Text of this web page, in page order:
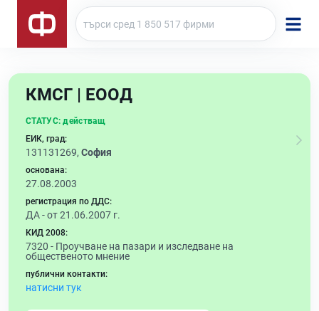
КМСГ | ЕООД
СТАТУС: действащ
ЕИК, град:
131131269, София
основана:
27.08.2003
регистрация по ДДС:
ДА - от 21.06.2007 г.
КИД 2008:
7320 - Проучване на пазари и изследване на
общественото мнение
публични контакти:
натисни тук